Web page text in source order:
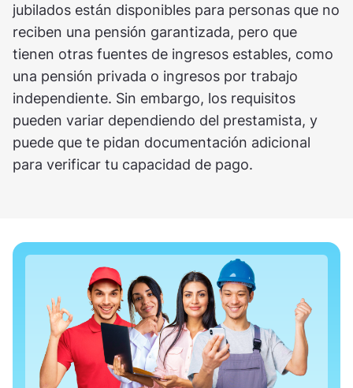
jubilados están disponibles para personas que no
reciben una pensión garantizada, pero que
tienen otras fuentes de ingresos estables, como
una pensión privada o ingresos por trabajo
independiente. Sin embargo, los requisitos
pueden variar dependiendo del prestamista, y
puede que te pidan documentación adicional
para verificar tu capacidad de pago.